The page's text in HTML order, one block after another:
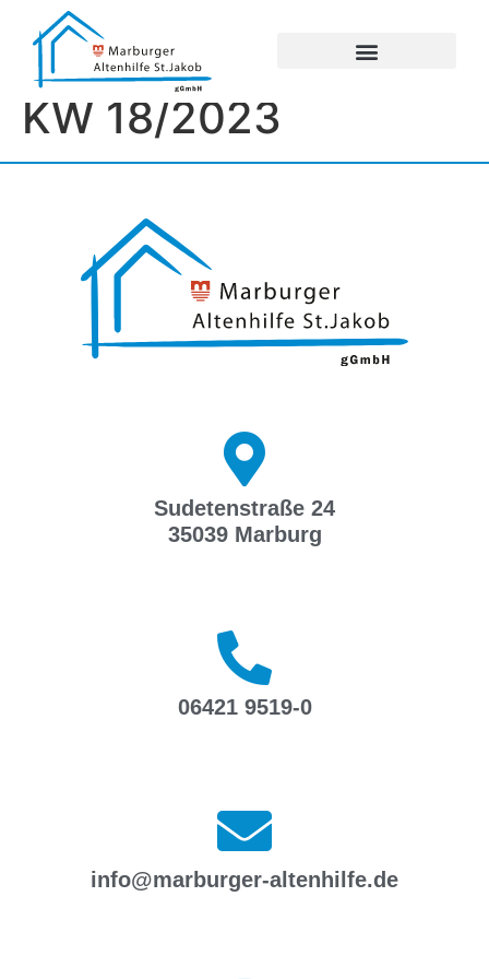
KW 18/2023
Sudetenstraße 24
35039 Marburg
06421 9519-0
info@marburger-altenhilfe.de